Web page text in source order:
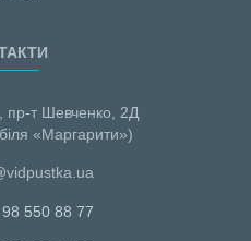
пр-т Шевченко, 2Д
«Маргарити»)
550 88 77